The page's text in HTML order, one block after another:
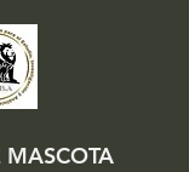
MASCOTA